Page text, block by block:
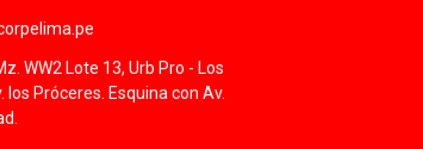
WW2 Lote 13, Urb Pro - Los
los Próceres. Esquina con Av.